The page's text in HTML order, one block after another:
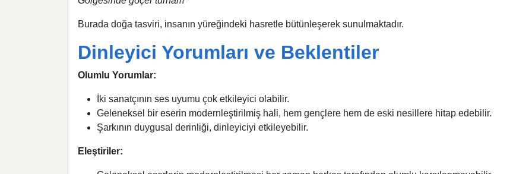
Burada doğa tasviri, insanın yüreğindeki hasretle bütünleşerek sunulmaktadır.
Dinleyici Yorumları ve Beklentiler
Olumlu Yorumlar:
İki sanatçının ses uyumu çok etkileyici olabilir.
Geleneksel bir eserin modernleştirilmiş hali, hem gençlere hem de eski nesillere hitap edebilir.
Şarkının duygusal derinliği, dinleyiciyi etkileyebilir.
Eleştiriler: